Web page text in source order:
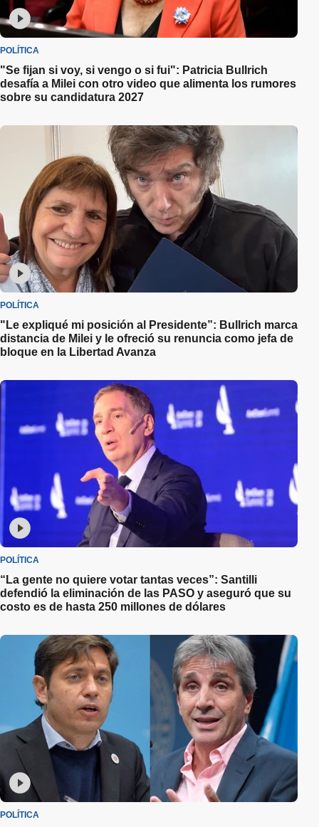
POLÍTICA
"Se fijan si voy, si vengo o si fui": Patricia Bullrich
desafía a Milei con otro video que alimenta los rumores
sobre su candidatura 2027
POLÍTICA
"Le expliqué mi posición al Presidente”: Bullrich marca
distancia de Milei y le ofreció su renuncia como jefa de
bloque en la Libertad Avanza
POLÍTICA
“La gente no quiere votar tantas veces”: Santilli
defendió la eliminación de las PASO y aseguró que su
costo es de hasta 250 millones de dólares
POLÍTICA